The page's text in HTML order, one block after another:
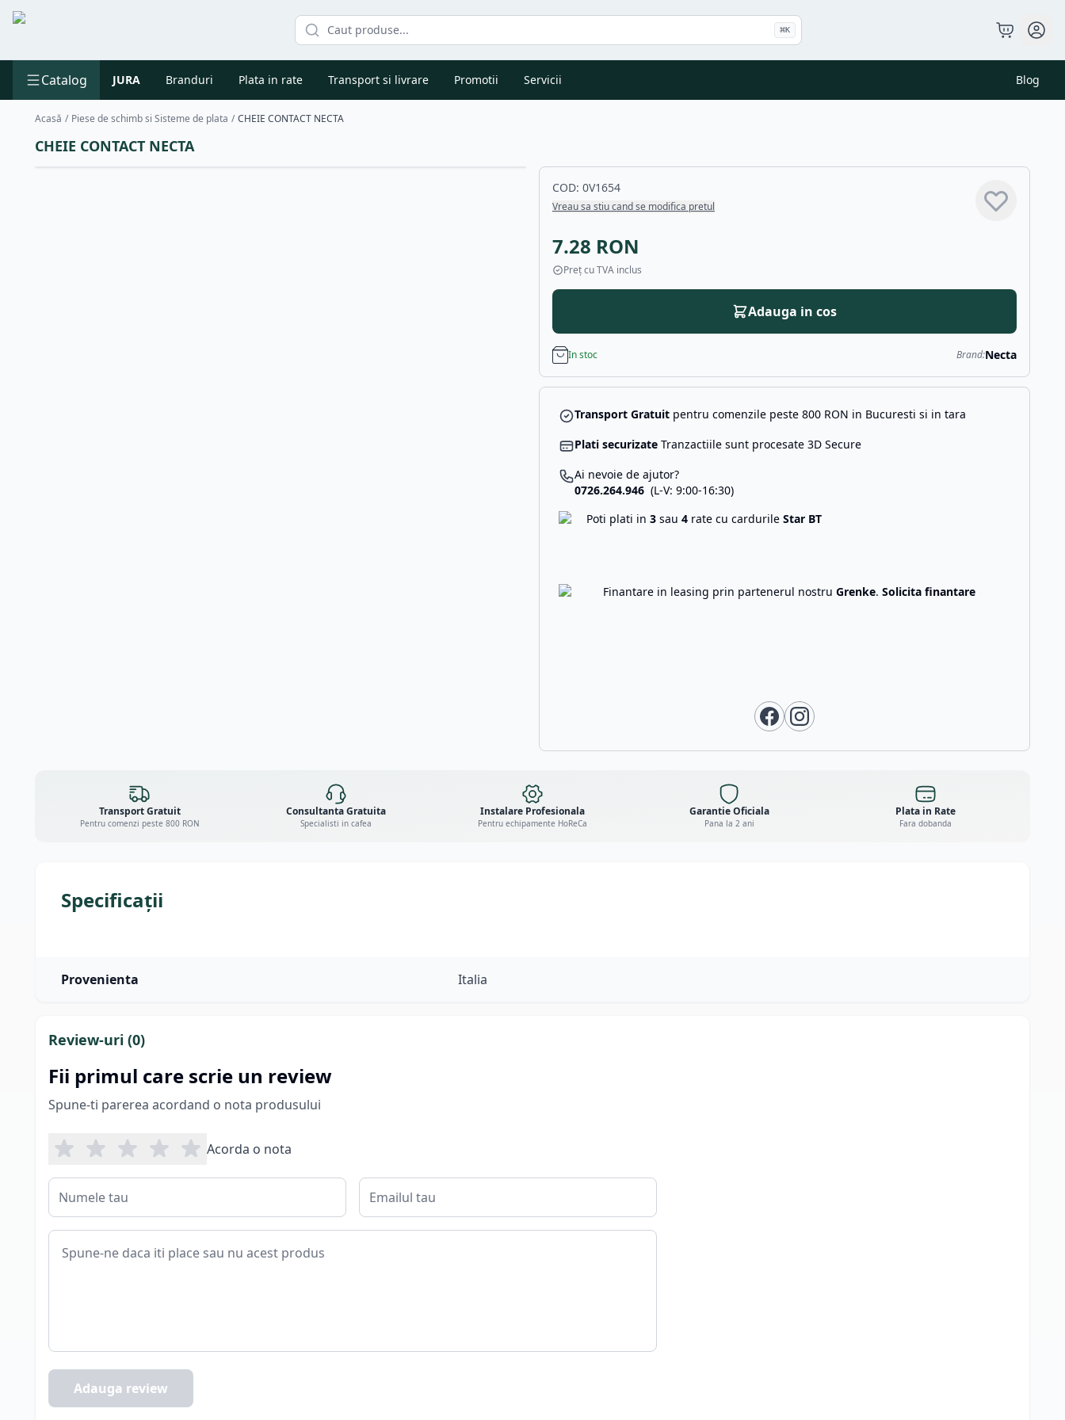
⌘K
Catalog JURA Branduri Plata in rate Transport si livrare Promotii Servicii Blog
Acasă / Piese de schimb si Sisteme de plata / CHEIE CONTACT NECTA
CHEIE CONTACT NECTA
COD: 0V1654
Vreau sa stiu cand se modifica pretul
7.28 RON
Preț cu TVA inclus
Adauga in cos
In stoc Brand:Necta
Transport Gratuit pentru comenzile peste 800 RON in Bucuresti si in tara
Plati securizate Tranzactiile sunt procesate 3D Secure
Ai nevoie de ajutor?
0726.264.946 (L-V: 9:00-16:30)
Poti plati in 3 sau 4 rate cu cardurile Star BT
Finantare in leasing prin partenerul nostru Grenke. Solicita finantare
Transport Gratuit
Pentru comenzi peste 800 RON
Consultanta Gratuita
Specialisti in cafea
Instalare Profesionala
Pentru echipamente HoReCa
Garantie Oficiala
Pana la 2 ani
Plata in Rate
Fara dobanda
Specificații
Provenienta Italia
Review-uri (0)
Fii primul care scrie un review
Spune-ti parerea acordand o nota produsului
Acorda o nota
Adauga review